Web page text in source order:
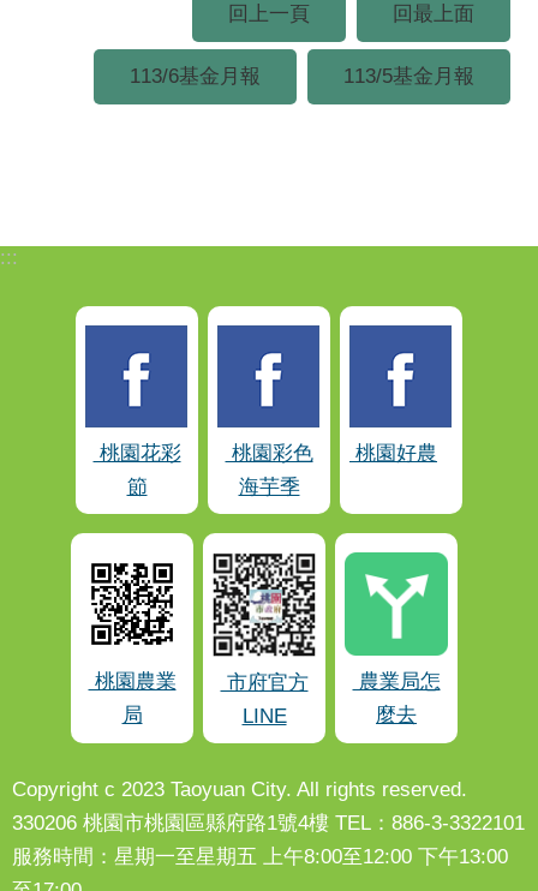
回上一頁 回最上面
113/6基金月報 113/5基金月報
:::
桃園花彩
節
桃園彩色
海芋季
桃園好農
桃園農業
局
市府官方
LINE
農業局怎
麼去
Copyright c 2023 Taoyuan City. All rights reserved.
330206 桃園市桃園區縣府路1號4樓 TEL：886-3-3322101
服務時間：星期一至星期五 上午8:00至12:00 下午13:00